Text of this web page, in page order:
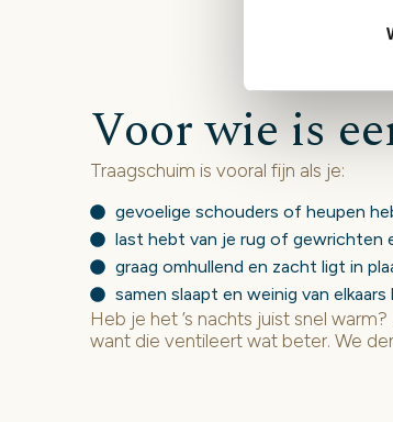
Voor wie is
Traagschuim is vooral fijn als je:
gevoelige schouders of heupen
last hebt van je rug of gewrichten
graag omhullend en zacht ligt in
samen slaapt en weinig van
Heb je het ’s nachts juist snel
want die ventileert wat beter. We